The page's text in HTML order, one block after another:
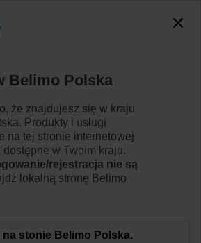
powietrza
instalacji VAV to rozwiązania
przepływu objętościowego i
VAV i CAV.
się więcej
Belimo Polska
że znajdujesz się w kraju
Produkty i usługi
na tej stronie internetowej
dostępne w Twoim kraju.
rejestracja nie są
lokalną stronę Belimo
stonie Belimo Polska.